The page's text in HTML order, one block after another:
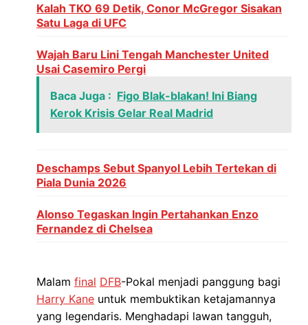
Kalah TKO 69 Detik, Conor McGregor Sisakan
Satu Laga di UFC
Wajah Baru Lini Tengah Manchester United
Usai Casemiro Pergi
Baca Juga : Figo Blak-blakan! Ini Biang
Kerok Krisis Gelar Real Madrid
Deschamps Sebut Spanyol Lebih Tertekan di
Piala Dunia 2026
Alonso Tegaskan Ingin Pertahankan Enzo
Fernandez di Chelsea
Malam final DFB-Pokal menjadi panggung bagi
Harry Kane untuk membuktikan ketajamannya
yang legendaris. Menghadapi lawan tangguh,